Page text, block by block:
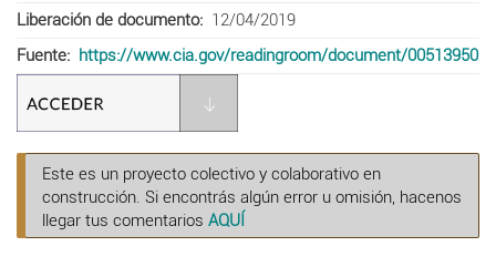
Liberación de documento
12/04/2019
Fuente
https://www.cia.gov/readingroom/document/00513950
Este es un proyecto colectivo y colaborativo en
construcción. Si encontrás algún error u omisión, hacenos
llegar tus comentarios AQUÍ